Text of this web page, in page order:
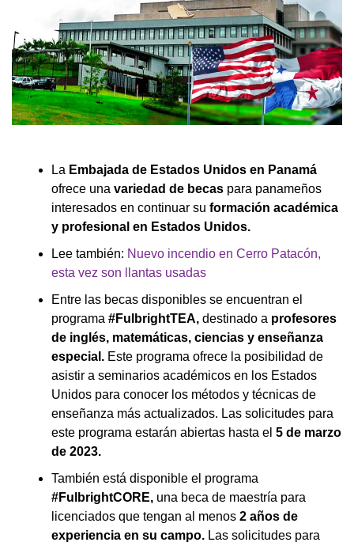
La Embajada de Estados Unidos en Panamá
ofrece una variedad de becas para panameños
interesados en continuar su formación académica
y profesional en Estados Unidos.
Lee también: Nuevo incendio en Cerro Patacón,
esta vez son llantas usadas
Entre las becas disponibles se encuentran el
programa #FulbrightTEA, destinado a profesores
de inglés, matemáticas, ciencias y enseñanza
especial. Este programa ofrece la posibilidad de
asistir a seminarios académicos en los Estados
Unidos para conocer los métodos y técnicas de
enseñanza más actualizados. Las solicitudes para
este programa estarán abiertas hasta el 5 de marzo
de 2023.
También está disponible el programa
#FulbrightCORE, una beca de maestría para
licenciados que tengan al menos 2 años de
experiencia en su campo. Las solicitudes para